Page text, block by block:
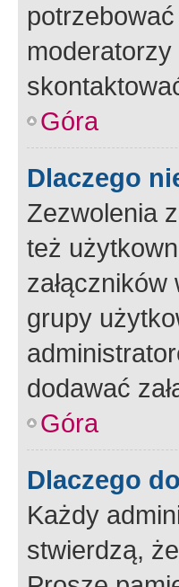
Góra
Dlaczego
Zezwolenia
też
grupy
dodawać
Góra
Dlaczego
Każdy
stwierdzą,